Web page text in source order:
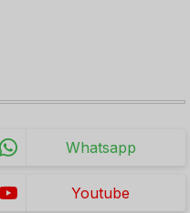
Whatsapp
Youtube